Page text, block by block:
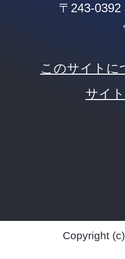
〒243-
このサイトに
サイ
Copyright